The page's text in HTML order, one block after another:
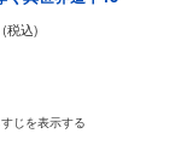
(税込)
じを表示する